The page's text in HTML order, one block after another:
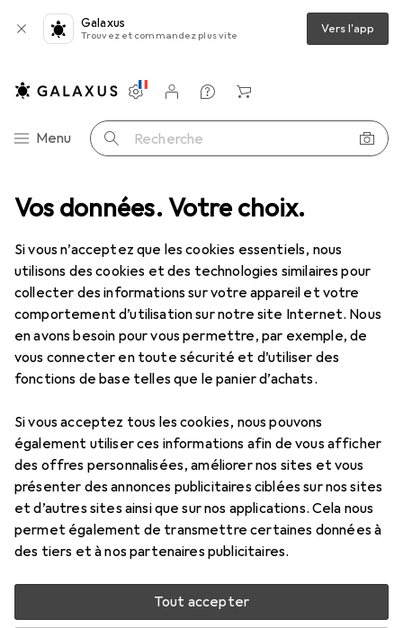
Vos données. Votre choix.
Si vous n’acceptez que les cookies essentiels, nous
utilisons des cookies et des technologies similaires pour
collecter des informations sur votre appareil et votre
comportement d’utilisation sur notre site Internet. Nous
en avons besoin pour vous permettre, par exemple, de
vous connecter en toute sécurité et d’utiliser des
fonctions de base telles que le panier d’achats.
Si vous acceptez tous les cookies, nous pouvons
également utiliser ces informations afin de vous afficher
des offres personnalisées, améliorer nos sites et vous
présenter des annonces publicitaires ciblées sur nos sites
et d’autres sites ainsi que sur nos applications. Cela nous
permet également de transmettre certaines données à
des tiers et à nos partenaires publicitaires.
Tout accepter
Galaxus
Trouvez et commandez plus vite Vers l'app
Navigation par catégorie
Menu Recherche
Paramètres
Compte client
Listes de comparaison
Listes d'envies
Panier
IDC Mainboard Header - femelle/femelle - Pinheader câble 5 pins
REMISE QUANTITATIVE
StarTech45 cm câble interne 5pin USB
IDC Mainboard Header -
femelle/femelle - Pinheader câble 5
pins
0.46 m, USB 2.0
Prix en EUR TVA incl.
EUR
7,18 économisezEUR
2,60
Plus de produits StarTech